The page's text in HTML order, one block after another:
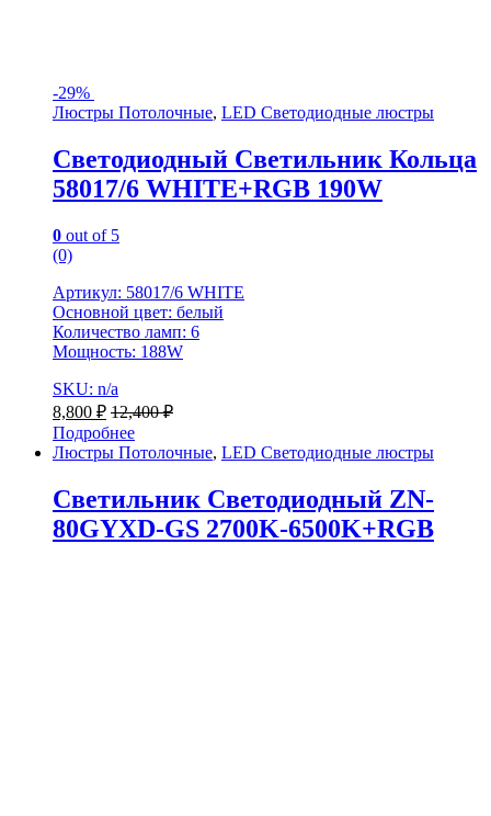
-29%
Люстры Потолочные, LED Светодиодные люстры
Светодиодный Светильник Кольца
58017/6 WHITE+RGB 190W
0 out of 5
(0)
Артикул: 58017/6 WHITE
Основной цвет: белый
Количество ламп: 6
Мощность: 188W
SKU: n/a
8,800 ₽ 12,400₽
Подробнее
Люстры Потолочные, LED Светодиодные люстры
Светильник Светодиодный ZN-
80GYXD-GS 2700K-6500K+RGB